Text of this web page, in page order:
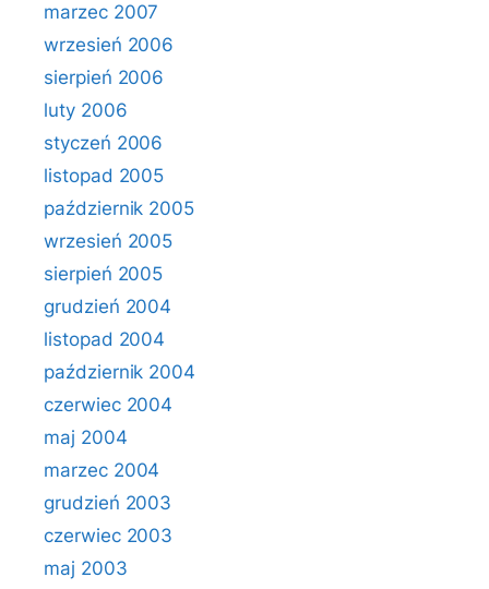
marzec 2007
wrzesień 2006
sierpień 2006
luty 2006
styczeń 2006
listopad 2005
październik 2005
wrzesień 2005
sierpień 2005
grudzień 2004
listopad 2004
październik 2004
czerwiec 2004
maj 2004
marzec 2004
grudzień 2003
czerwiec 2003
maj 2003